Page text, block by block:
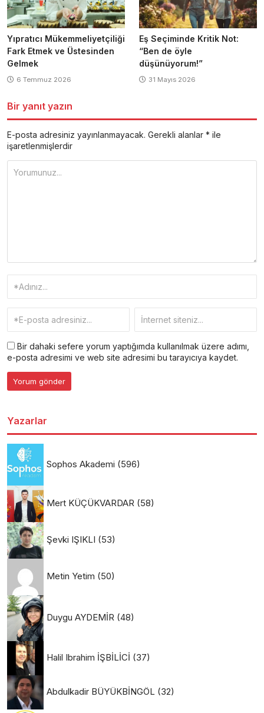
Yıpratıcı Mükemmeliyetçiliği
Fark Etmek ve Üstesinden
Gelmek
6 Temmuz 2026
Eş Seçiminde Kritik Not:
“Ben de öyle
düşünüyorum!”
31 Mayıs 2026
Bir yanıt yazın
E-posta adresiniz yayınlanmayacak. Gerekli alanlar * ile
işaretlenmişlerdir
Bir dahaki sefere yorum yaptığımda kullanılmak üzere adımı,
e-posta adresimi ve web site adresimi bu tarayıcıya kaydet.
Yazarlar
Sophos Akademi (596)
Mert KÜÇÜKVARDAR (58)
Şevki IŞIKLI (53)
Metin Yetim (50)
Duygu AYDEMİR (48)
Halil Ibrahim İŞBİLİCİ (37)
Abdulkadir BÜYÜKBİNGÖL (32)